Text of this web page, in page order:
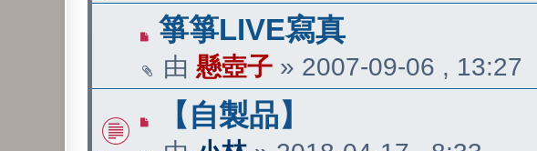
箏箏LIVE寫真
由 懸壺子 » 2007-09-06 , 13:27
【自製品】